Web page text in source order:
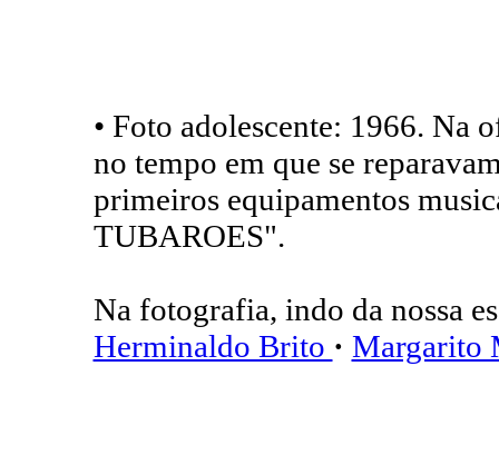
• Foto adolescente: 1966. Na
no tempo em que se
primeiros equipamentos
TUBAROES".
Na fotografia, indo da nossa
Herminaldo Brito · Margarito